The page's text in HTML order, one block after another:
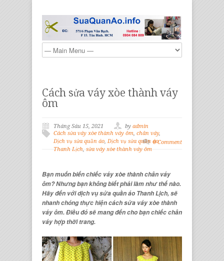
Cách sửa váy xòe thành váy
ôm
Tháng Sáu 15, 2021 by admin
Cách sửa váy xòe thành váy ôm, chân váy,
Dịch vụ sửa quần áo, Dịch vụ sửa quần áo
Thanh Lịch, sửa váy xòe thành váy ôm
0 Comment
Bạn muốn biến chiếc váy xòe thành chân váy
ôm? Nhưng bạn không biết phải làm như thế nào.
Hãy đến với dịch vụ sửa quần áo Thanh Lịch, sẽ
nhanh chóng thực hiện cách sửa váy xòe thành
váy ôm. Điều đó sẽ mang đến cho bạn chiếc chân
váy hợp thời trang.